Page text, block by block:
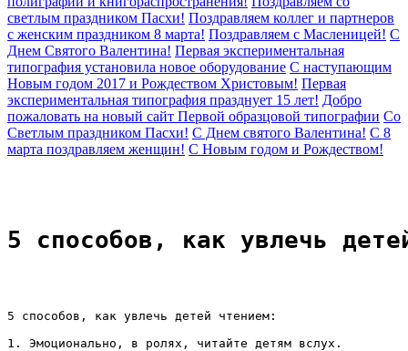
светлым праздником Пасхи! Поздравляем коллег и партнеров
с женским праздником 8 марта! Поздравляем с Масленицей! С
Днем Святого Валентина! Первая экспериментальная
типография установила новое оборудование С наступающим
Новым годом 2017 и Рождеством Христовым! Первая
экспериментальная типография празднует 15 лет! Добро
пожаловать на новый сайт Первой образцовой типографии Со
Светлым праздником Пасхи! С Днем святого Валентина! C 8
марта поздравляем женщин! C Новым годом и Рождеством!
5 способов, как увлечь
5 способов, как увлечь детей чтением:
1. Эмоционально, в ролях, читайте детям вслух.